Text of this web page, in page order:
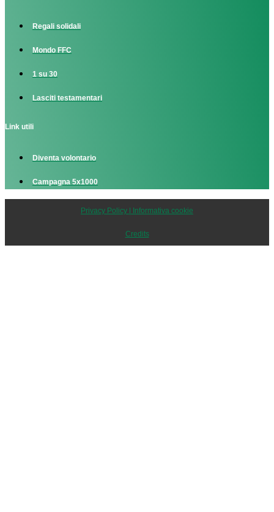
Regali solidali
Mondo FFC
1 su 30
Lasciti testamentari
Link utili
Diventa volontario
Campagna 5x1000
Privacy Policy | Informativa cookie
Credits